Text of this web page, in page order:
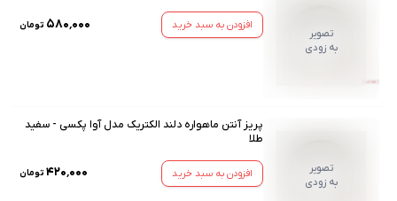
تصویر
به زودی
افزودن به سبد خرید ۵۸۰٬۰۰۰ تومان
تصویر
به زودی
پریز آنتن ماهواره دلند الکتریک مدل آوا پکسی - سفید
طلا
افزودن به سبد خرید ۴۲۰٬۰۰۰ تومان